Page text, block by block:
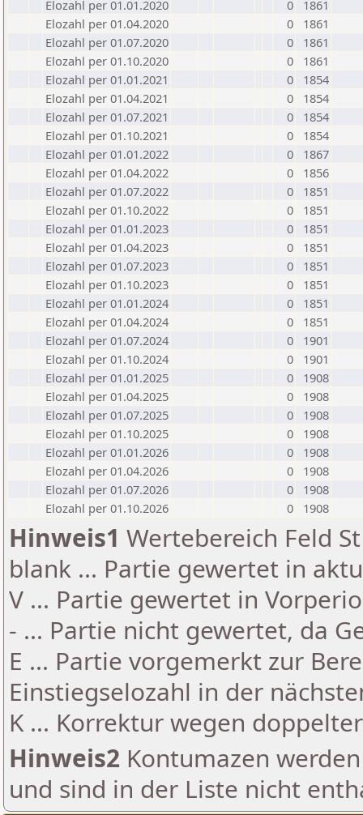
Elozahl per 01.01.2020
0
1861
Elozahl per 01.04.2020
0
1861
Elozahl per 01.07.2020
0
1861
Elozahl per 01.10.2020
0
1861
Elozahl per 01.01.2021
0
1854
Elozahl per 01.04.2021
0
1854
Elozahl per 01.07.2021
0
1854
Elozahl per 01.10.2021
0
1854
Elozahl per 01.01.2022
0
1867
Elozahl per 01.04.2022
0
1856
Elozahl per 01.07.2022
0
1851
Elozahl per 01.10.2022
0
1851
Elozahl per 01.01.2023
0
1851
Elozahl per 01.04.2023
0
1851
Elozahl per 01.07.2023
0
1851
Elozahl per 01.10.2023
0
1851
Elozahl per 01.01.2024
0
1851
Elozahl per 01.04.2024
0
1851
Elozahl per 01.07.2024
0
1901
Elozahl per 01.10.2024
0
1901
Elozahl per 01.01.2025
0
1908
Elozahl per 01.04.2025
0
1908
Elozahl per 01.07.2025
0
1908
Elozahl per 01.10.2025
0
1908
Elozahl per 01.01.2026
0
1908
Elozahl per 01.04.2026
0
1908
Elozahl per 01.07.2026
0
1908
Elozahl per 01.10.2026
0 1908
Hinweis1 Wertebereich Feld
blank ... Partie gewertet in
V ... Partie gewertet in
- ... Partie nicht gewertet, da
E ... Partie vorgemerkt zur
Einstiegselozahl in der
K ... Korrektur wegen
Hinweis2 Kontumazen
und sind in der Liste nicht